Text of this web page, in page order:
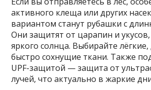
активного клеща или других
вариантом станут рубашки с
Они защитят от царапин и
яркого солнца. Выбирайте
быстро сохнущие ткани. Также
UPF-защитой — защита от
лучей, что актуально в жаркие